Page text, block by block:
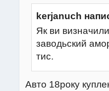
kerjanuch
Як ви
заводьский
тис.
Авто 18року